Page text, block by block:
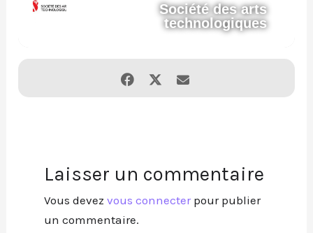
Société des arts
technologiques
Laisser un commentaire
Vous devez vous connecterpour publier
un commentaire.